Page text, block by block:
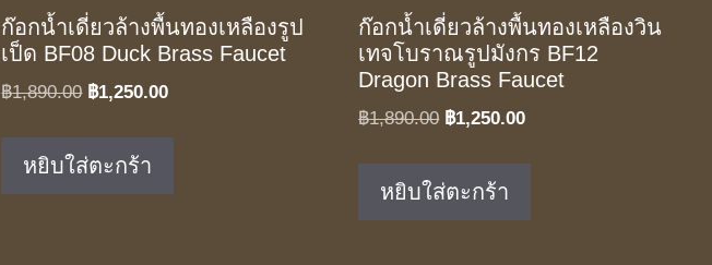
ก๊อกน้ำเดี่ยวล้างพื้นทองเหลืองรูป
เป็ด BF08 Duck Brass Faucet
฿1,890.00 Original
฿1,890.00.
฿1,250.00Current
หยิบใส่ตะกร้า
ก๊อกน้ำเดี่ยวล้างพื้นทองเหลืองวิน
เทจโบราณรูปมังกร BF12
Dragon Brass Faucet
฿1,890.00 Original
฿1,890.00.
฿1,250.00Current
หยิบใส่ตะกร้า